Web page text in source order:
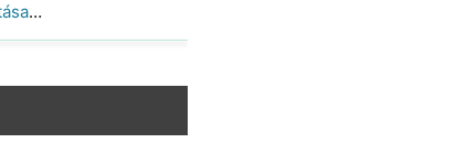
Biztonságos-e a főtt borsó fogyasztása, ha egy éjszakára kihagyják?